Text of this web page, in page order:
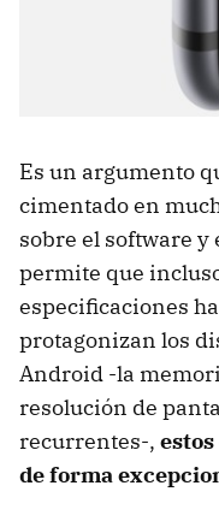
Es un argumento
cimentado en
sobre el software y
permite que
especificaciones
protagonizan los
Android -la
resolución de
recurrentes-,
de forma